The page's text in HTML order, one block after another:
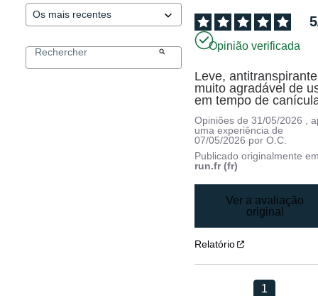
5
Opinião verificada
Leve,
muito agradável de
em tempo de
Opiniões de31/05/2026
,
uma experiência de
07/05/2026 porO.C.
Publicado originalmente
run.fr (fr)
Ver a avaliação
original
Relatório
1